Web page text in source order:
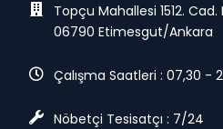
Topçu Mahallesi 1512.
06790 Etimesgut/Ankara
Çalışma Saatleri : 07,30 -
Nöbetçi Tesisatçı : 7/24